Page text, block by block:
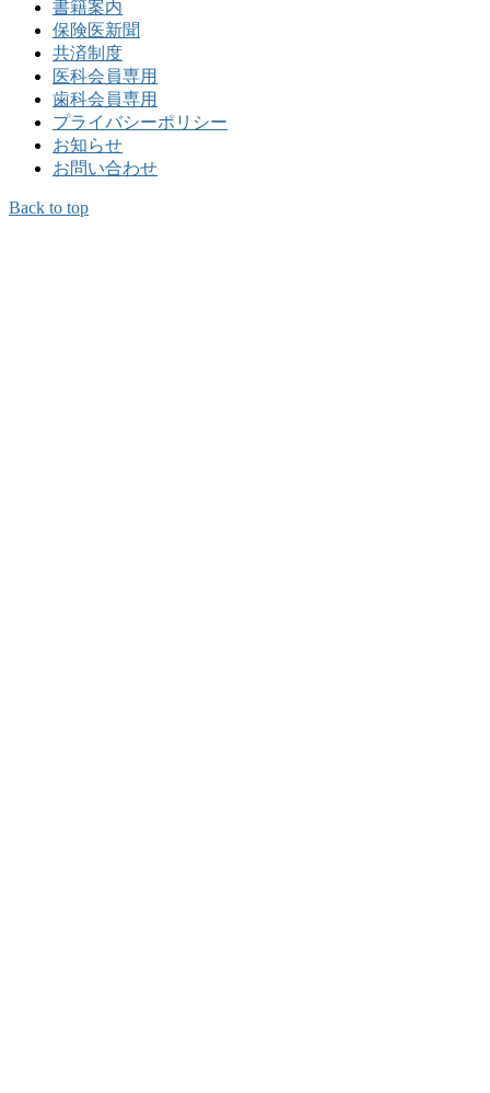
書籍案内
保険医新聞
共済制度
医科会員専用
歯科会員専用
プライバシーポリシー
お知らせ
お問い合わせ
Back to top